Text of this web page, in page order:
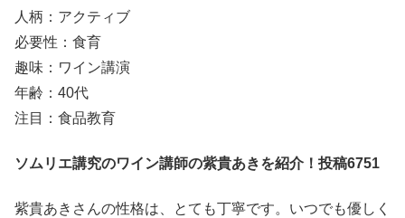
人柄：アクティブ
必要性：食育
趣味：ワイン講演
年齢：40代
注目：食品教育
ソムリエ講究のワイン講師の紫貴あきを紹介！投稿6751
紫貴あきさんの性格は、とても丁寧です。いつでも優しく